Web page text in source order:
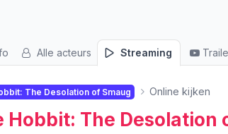
Alle acteurs Streaming
The Desolation of Smaug Online kijken
Hobbit: The Desolation